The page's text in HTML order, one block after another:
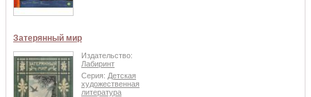
Затерянный мир
Издательство:
Лабиринт
Серия: Детская
художественная
литература